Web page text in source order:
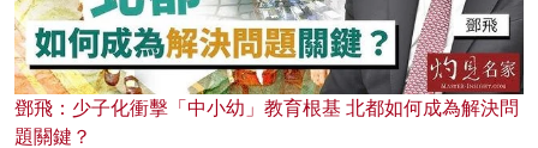
鄧飛：少子化衝擊「中小幼」教育根基 北都如何成為解決問
題關鍵？